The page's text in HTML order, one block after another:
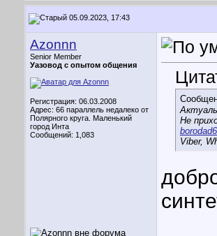
05.09.2023, 17:43
Azonnn
Senior Member
Уазовод с опытом общения
Регистрация: 06.03.2008
Адрес: 66 параллель недалеко от
Полярного круга. Маленький
город Инта
Сообщений: 1,083
Не
Viber,